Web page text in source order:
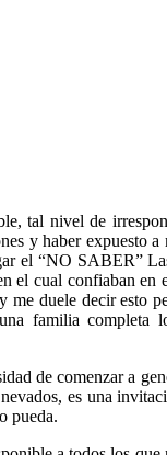
tal nivel de
y haber expuesto a
el “NO SABER”
el cual confiaban en
duele decir esto
familia completa
de comenzar a
es una
pueda.